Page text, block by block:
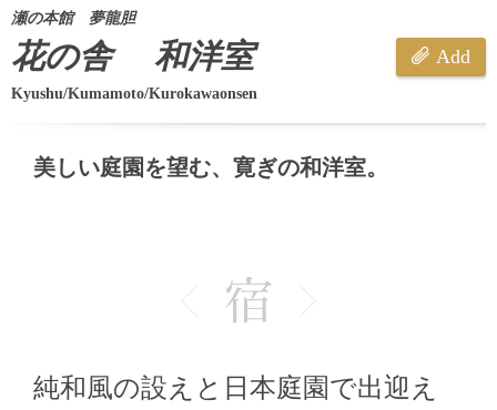
瀬の本館 夢龍胆
花の舎 和洋室 Add
Kyushu/Kumamoto/Kurokawaonsen
美しい庭園を望む、寛ぎの和洋室。
純和風の設えと日本庭園で出迎え